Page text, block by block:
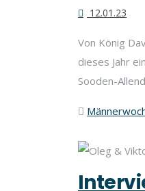
12.01.23
Von König
dieses Jahr
Sooden-